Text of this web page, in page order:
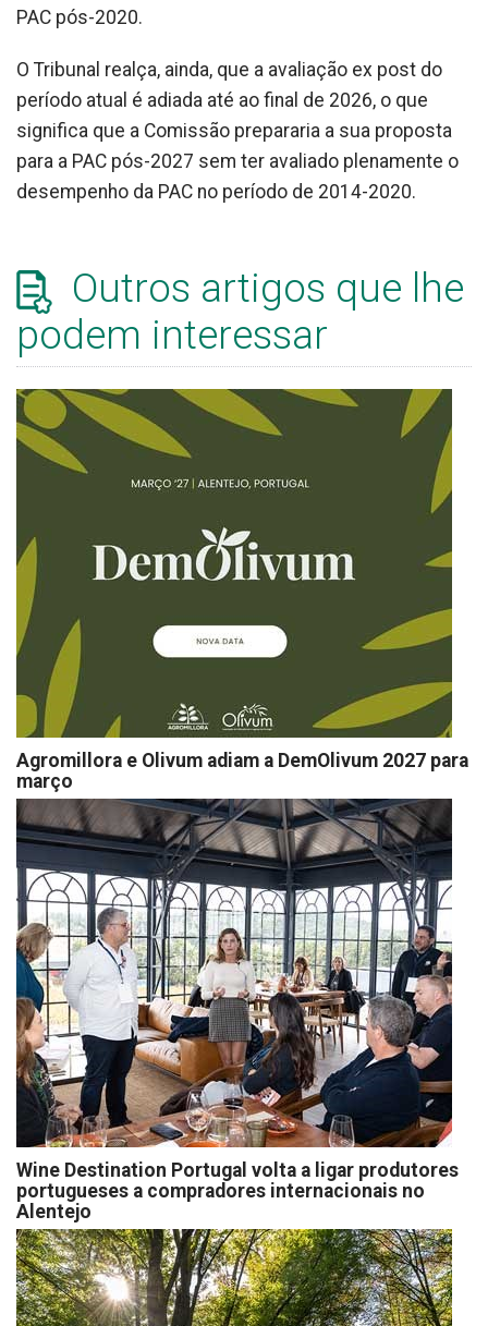
PAC pós-2020.
O Tribunal realça, ainda, que a avaliação ex post do
período atual é adiada até ao final de 2026, o que
significa que a Comissão prepararia a sua proposta
para a PAC pós-2027 sem ter avaliado plenamente o
desempenho da PAC no período de 2014-2020.
Outros artigos que lhe
podem interessar
Agromillora e Olivum adiam a DemOlivum 2027 para
março
Wine Destination Portugal volta a ligar produtores
portugueses a compradores internacionais no
Alentejo